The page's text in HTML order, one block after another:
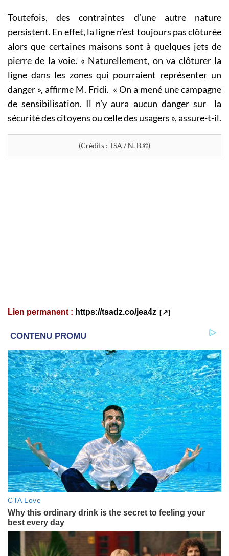
Toutefois, des contraintes d’une autre nature
persistent. En effet, la ligne n’est toujours pas clôturée
alors que certaines maisons sont à quelques jets de
pierre de la voie. « Naturellement, on va clôturer la
ligne dans les zones qui pourraient représenter un
danger », affirme M. Fridi. « On a mené une campagne
de sensibilisation. Il n’y aura aucun danger sur la
sécurité des citoyens ou celle des usagers », assure-t-il.
(Crédits : TSA / N. B.©)
Lien permanent : https://tsadz.co/jea4z